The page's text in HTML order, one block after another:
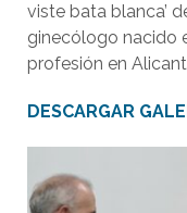
viste bata blanca’
ginecólogo nacido
profesión en
DESCARGAR